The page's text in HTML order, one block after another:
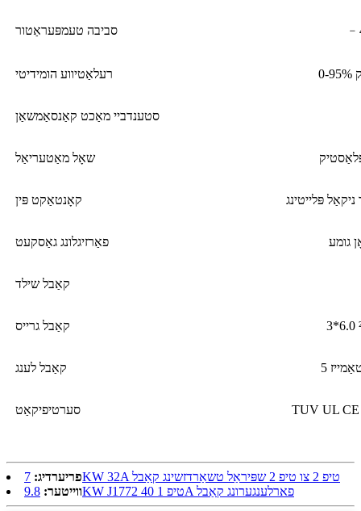
סביבה טעמפּעראַטור
רעלאַטיווע הומידיטי
סטענדביי מאַכט קאַנסאַמשאַן
שאָל מאַטעריאַל
קאָנטאַקט פּין פּלייטינג
פאַרזיגלונג גאַסקעט גומע
קאַבל שילד
קאַבל גרייס
קאַבל לענג
סערטיפיקאַט TUV UL CE
פריערדיג:
7KW 32A טיפ 2 צו טיפ 2 שפּיראַל טשאַרדזשינג קאַבל
ווייטער:
9.8KW J1772 טיפ 1 40A פארלענגערונג קאַבל